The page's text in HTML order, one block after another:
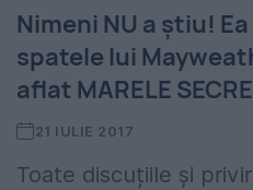
Nimeni NU a știu!
spatele lui
aflat MARELE
21 IULIE 2017
Toate discuțiile și